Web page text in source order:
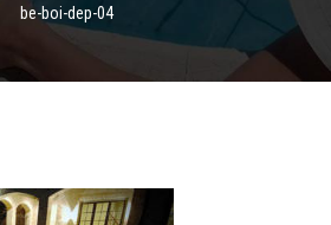
be-boi-dep-04